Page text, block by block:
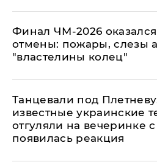
Финал ЧМ-2026
отмены: пожары, слезы
"властелины колец"
Танцевали под
известные украинские
отгуляли на вечеринке
появилась реакция